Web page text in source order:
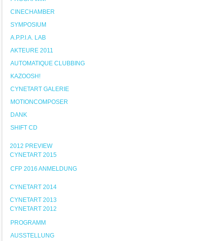
CINECHAMBER
SYMPOSIUM
A.P.P.I.A. LAB
AKTEURE 2011
AUTOMATIQUE CLUBBING
KAZOOSH!
CYNETART GALERIE
MOTIONCOMPOSER
DANK
SHIFT CD
2012 PREVIEW
CYNETART 2015
CFP 2016 ANMELDUNG
CYNETART 2014
CYNETART 2013
CYNETART 2012
PROGRAMM
AUSSTELLUNG